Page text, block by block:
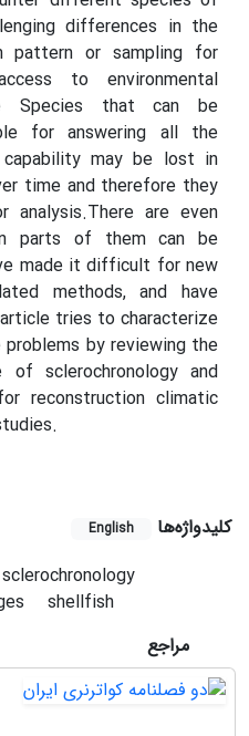
differences in the
pattern or sampling for
to environmental
Species that can be
for answering all the
may be lost in
time and therefore they
are even
parts of them can be
made it difficult for new
methods, and have
tries to characterize
by reviewing the
of sclerochronology and
reconstruction climatic
کلیدواژه‌ها English
sclerochronology
shellfish
مراجع